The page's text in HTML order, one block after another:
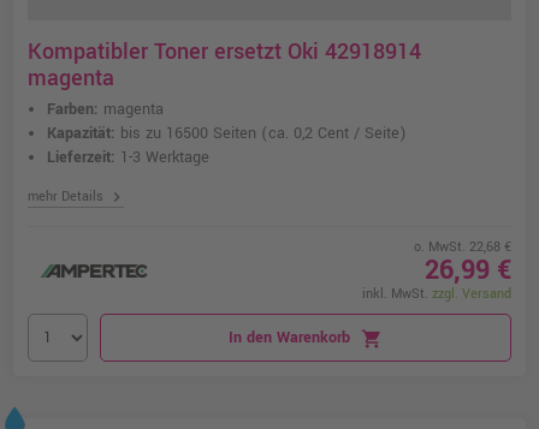
Kompatibler Toner ersetzt Oki 42918914
magenta
Farben: magenta
Kapazität: bis zu 16500 Seiten (ca. 0,2 Cent / Seite)
Lieferzeit: 1-3 Werktage
mehr Details chevron_right
o. MwSt. 22,68 €
26,99 €
inkl. MwSt. zzgl. Versand
In den Warenkorb shopping_cart